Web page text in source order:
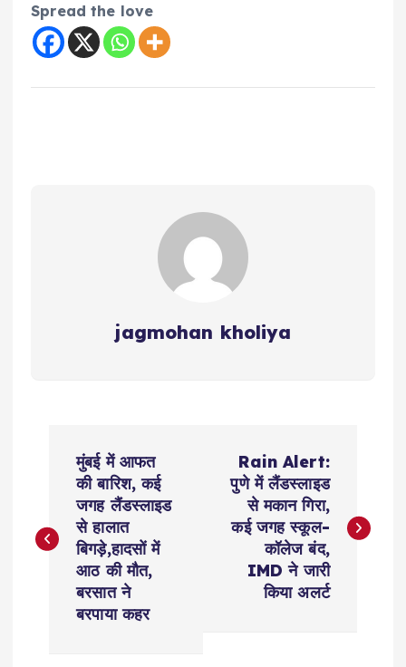
Spread the love
jagmohan kholiya
s
मुंबई में आफत
की बारिश, कई
जगह लैंडस्लाइड
से हालात
बिगड़े,हादसों में
आठ की मौत,
बरसात ने
बरपाया कहर
Rain Alert:
पुणे में लैंडस्लाइड
से मकान गिरा,
कई जगह स्कूल-
कॉलेज बंद,
IMD ने जारी
किया अलर्ट